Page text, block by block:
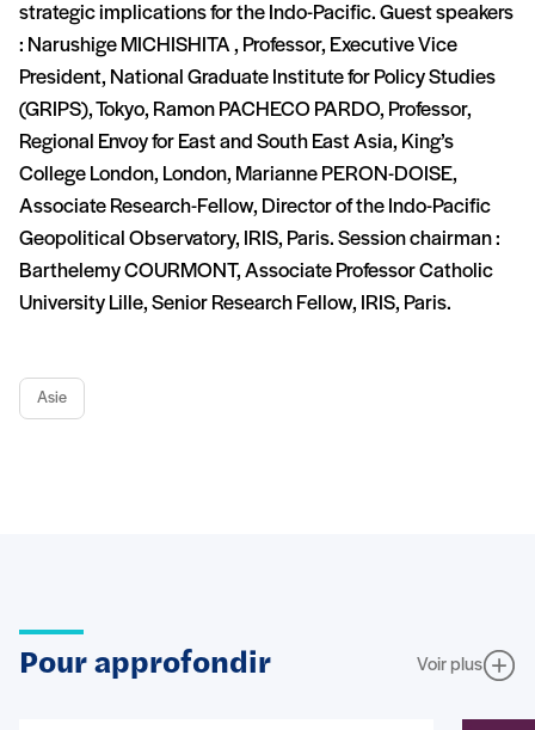
strategic implications for the Indo-Pacific. Guest speakers
: Narushige MICHISHITA , Professor, Executive Vice
President, National Graduate Institute for Policy Studies
(GRIPS), Tokyo, Ramon PACHECO PARDO, Professor,
Regional Envoy for East and South East Asia, King’s
College London, London, Marianne PERON-DOISE,
Associate Research-Fellow, Director of the Indo-Pacific
Geopolitical Observatory, IRIS, Paris. Session chairman :
Barthelemy COURMONT, Associate Professor Catholic
University Lille, Senior Research Fellow, IRIS, Paris.
Asie
Pour approfondir Voir plus